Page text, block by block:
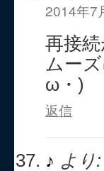
2014年7
再接
ムー
ω・)
返信
♪ より: